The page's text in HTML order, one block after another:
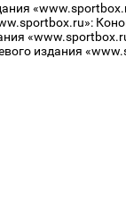
издания